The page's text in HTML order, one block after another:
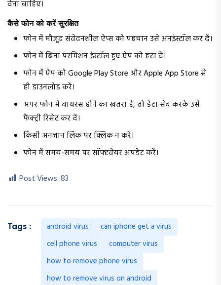
देना चाहिए।
कैसे फोन को करें सुरक्षित
फोन में मौजूद संवेदनशील ऐप्स को पहचान उसे अनइंस्टॉल कर दें।
फोन में बिना परमिशन इंस्टॉल हुए ऐप को हटा दें।
फोन में ऐप को Google Play Store और Apple App Store से
ही डाउनलोड करें।
अगर फोन में वायरस होने का खतरा है, तो डेटा सेव करके उसे
फैक्ट्री रिसेट कर दें।
किसी अनजान लिंक पर क्लिक न करें।
फोन में समय-समय पर सॉफ्टवेयर अपडेट करें।
Post Views:83
Tags : android virus
can iphone get a virus
cell phone virus
computer virus
how to remove phone virus
how to remove virus on android